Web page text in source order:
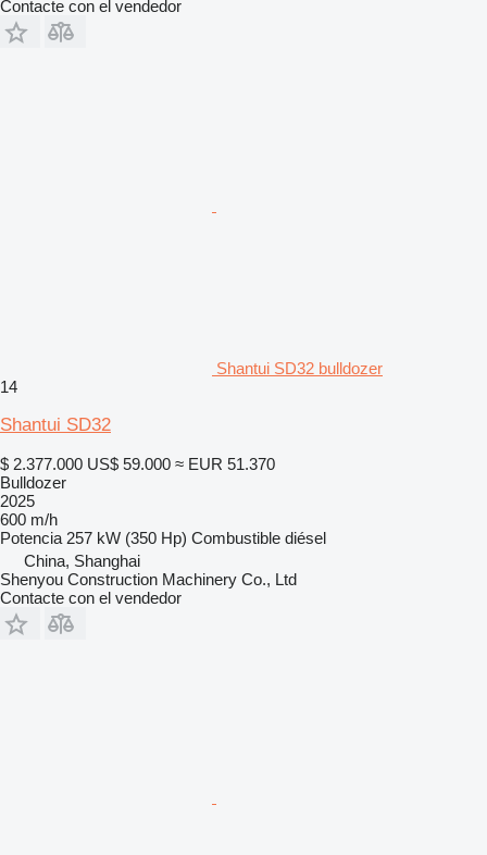
Contacte con el vendedor
Shantui SD32 bulldozer
14
Shantui SD32
$ 2.377.000 US$ 59.000 ≈ EUR 51.370
Bulldozer
2025
600 m/h
Potencia 257 kW (350 Hp) Combustible diésel
China, Shanghai
Shenyou Construction Machinery Co., Ltd
Contacte con el vendedor